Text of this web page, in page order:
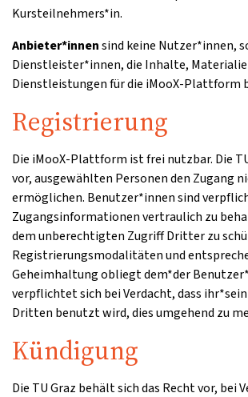
Kursteilnehmers*in.
Anbieter*innensind keine Nutzer*innen,
Dienstleister*innen, die Inhalte,
Dienstleistungen für die iMooX-Plattform
Registrierung
Die iMooX-Plattform ist frei nutzbar. Die
vor, ausgewählten Personen den Zugang
ermöglichen. Benutzer*innen sind
Zugangsinformationen vertraulich zu
dem unberechtigten Zugriff Dritter zu
Registrierungsmodalitäten und
Geheimhaltung obliegt dem*der
verpflichtet sich bei Verdacht, dass
Dritten benutzt wird, dies umgehend zu
Kündigung
Die TU Graz behält sich das Recht vor, bei